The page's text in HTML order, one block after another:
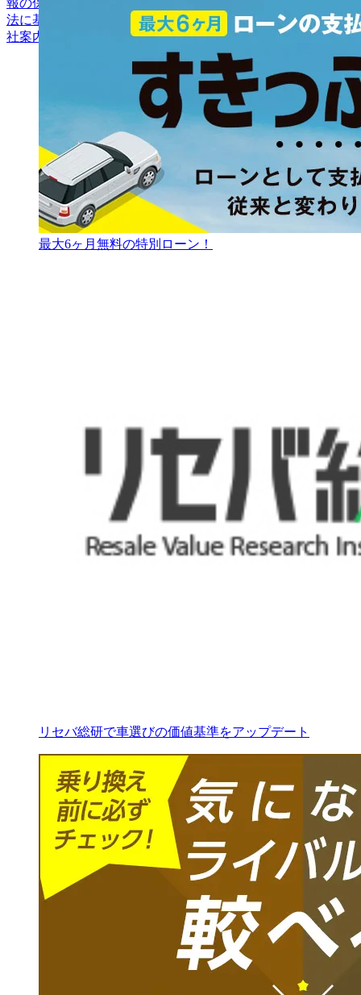
法に基づく表示
アフィリエイトパートナー募集お客様の声会
社案内
最大6ヶ月無料の特別ローン！
リセバ総研で車選びの価値基準をアップデート